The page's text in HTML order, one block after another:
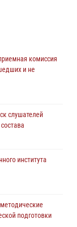
института
слушателей
комиссия
комиссия
и не
слушателей
института
подготовки